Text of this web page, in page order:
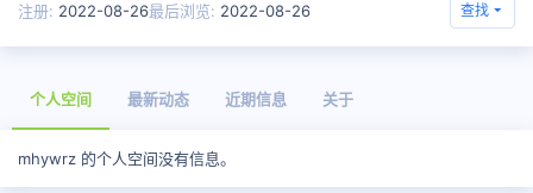
注册 2022-08-26最后浏览 2022-08-26 查找
个人空间 最新动态 近期信息 关于
mhywrz 的个人空间没有信息。